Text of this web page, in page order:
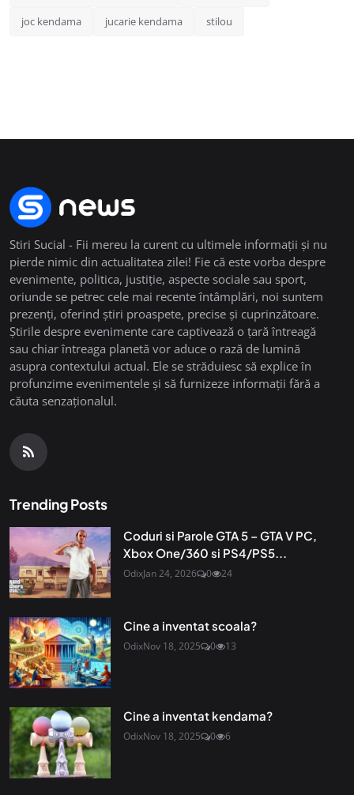
joc kendama jucarie kendama stilou
Stiri Sucial - Fii mereu la curent cu ultimele informații și nu
pierde nimic din actualitatea zilei! Fie că este vorba despre
evenimente, politica, justiție, aspecte sociale sau sport,
oriunde se petrec cele mai recente întâmplări, noi suntem
prezenți, oferind știri proaspete, precise și cuprinzătoare.
Știrile despre evenimente care captivează o țară întreagă
sau chiar întreaga planetă vor aduce o rază de lumină
asupra contextului actual. Ele se străduiesc să explice în
profunzime evenimentele și să furnizeze informații fără a
căuta senzaționalul.
Trending Posts
Coduri si Parole GTA 5 – GTA V PC,
Xbox One/360 si PS4/PS5...
OdixJan 24, 2026 0 24
Cine a inventat scoala?
OdixNov 18, 2025 0 13
Cine a inventat kendama?
OdixNov 18, 2025 0 6